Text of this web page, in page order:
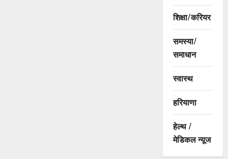
शिक्षा/करियर
समस्या/
समाधान
स्वास्थ
हरियाणा
हेल्थ /
मेडिकल न्यूज